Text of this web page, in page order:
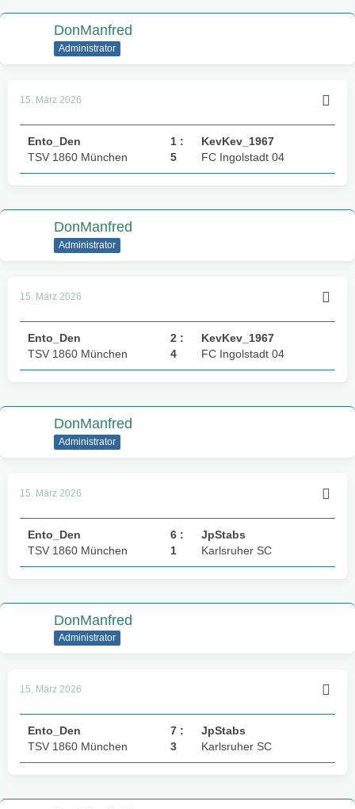
DonManfred
Administrator
15. März 2026
Ento_Den
TSV 1860 München
1 :
5
KevKev_1967
FC Ingolstadt 04
DonManfred
Administrator
15. März 2026
Ento_Den
TSV 1860 München
2 :
4
KevKev_1967
FC Ingolstadt 04
DonManfred
Administrator
15. März 2026
Ento_Den
TSV 1860 München
6 :
1
JpStabs
Karlsruher SC
DonManfred
Administrator
15. März 2026
Ento_Den
TSV 1860 München
7 :
3
JpStabs
Karlsruher SC